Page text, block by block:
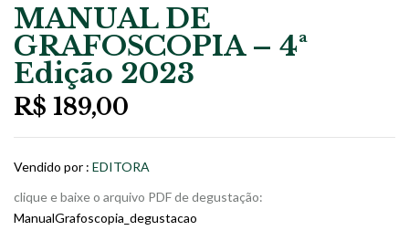
MANUAL DE
GRAFOSCOPIA – 4ª
Edição 2023
R$ 189,00
Vendido por : EDITORA
clique e baixe o arquivo PDF de degustação:
ManualGrafoscopia_degustacao